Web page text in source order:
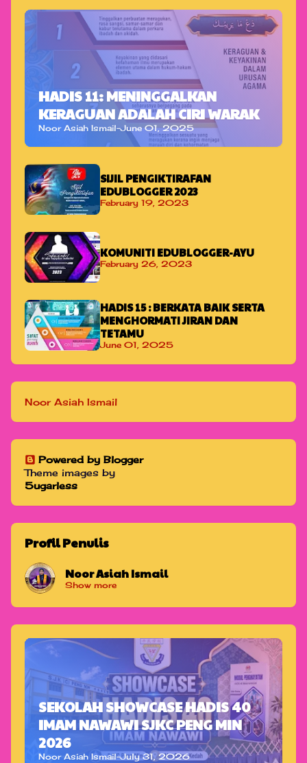
HADIS 11: MENINGGALKAN
KERAGUAN ADALAH CIRI WARAK
Noor Asiah Ismail-June 01, 2025
SIJIL PENGIKTIRAFAN
EDUBLOGGER 2023
February 19, 2023
KOMUNITI EDUBLOGGER-AYU
February 26, 2023
HADIS 15 : BERKATA BAIK SERTA
MENGHORMATI JIRAN DAN
TETAMU
June 01, 2025
Noor Asiah Ismail
Powered by Blogger
Theme images by
5ugarless
Profil Penulis
Noor Asiah Ismail
Show more
SEKOLAH SHOWCASE HADIS 40
IMAM NAWAWI SJKC PENG MIN
2026
Noor Asiah Ismail-July 31, 2026